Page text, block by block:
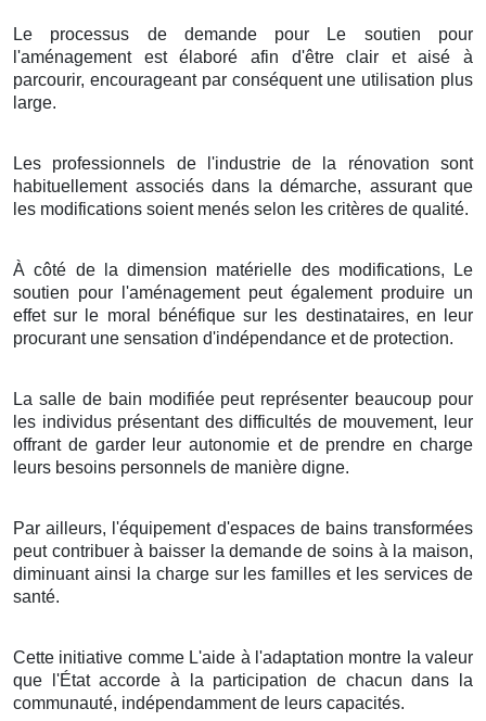
Le processus de demande pour Le soutien pour
l'aménagement est élaboré afin d'être clair et aisé à
parcourir, encourageant par conséquent une utilisation plus
large.
Les professionnels de l'industrie de la rénovation sont
habituellement associés dans la démarche, assurant que
les modifications soient menés selon les critères de qualité.
À côté de la dimension matérielle des modifications, Le
soutien pour l'aménagement peut également produire un
effet sur le moral bénéfique sur les destinataires, en leur
procurant une sensation d'indépendance et de protection.
La salle de bain modifiée peut représenter beaucoup pour
les individus présentant des difficultés de mouvement, leur
offrant de garder leur autonomie et de prendre en charge
leurs besoins personnels de manière digne.
Par ailleurs, l'équipement d'espaces de bains transformées
peut contribuer à baisser la demande de soins à la maison,
diminuant ainsi la charge sur les familles et les services de
santé.
Cette initiative comme L'aide à l'adaptation montre la valeur
que l'État accorde à la participation de chacun dans la
communauté, indépendamment de leurs capacités.